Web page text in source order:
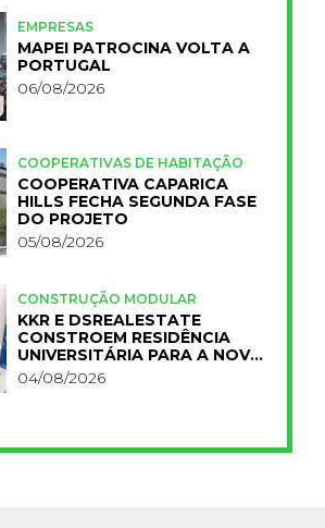
EMPRESAS
MAPEI PATROCINA VOLTA A
PORTUGAL
06/08/2026
COOPERATIVAS DE HABITAÇÃO
COOPERATIVA CAPARICA
HILLS FECHA SEGUNDA FASE
DO PROJETO
05/08/2026
CONSTRUÇÃO MODULAR
KKR E DSREALESTATE
CONSTROEM RESIDÊNCIA
UNIVERSITÁRIA PARA A NOVA
FCT
04/08/2026